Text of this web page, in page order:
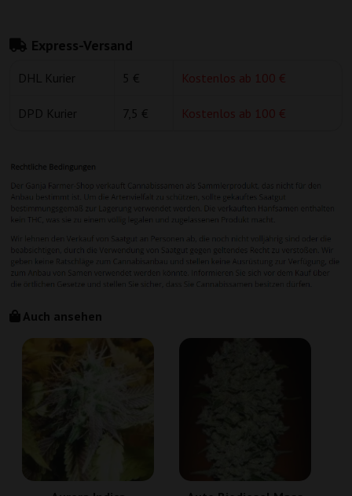
Express-Versand
DHL Kurier 5 € Kostenlos ab 100 €
DPD Kurier 7,5 € Kostenlos ab 100 €
Auch ansehen